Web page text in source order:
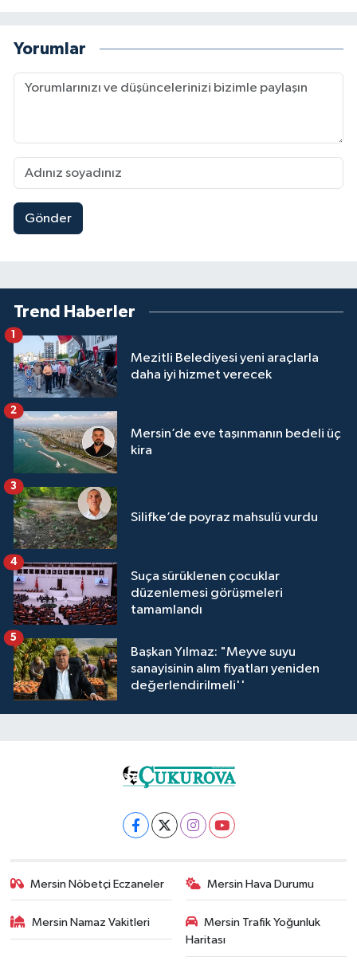
Yorumlar
Gönder
Trend Haberler
Mezitli Belediyesi yeni araçlarla
daha iyi hizmet verecek
1
Mersin’de eve taşınmanın bedeli üç
kira
2
Silifke’de poyraz mahsulü vurdu
3
Suça sürüklenen çocuklar
düzenlemesi görüşmeleri
tamamlandı
4
Başkan Yılmaz: "Meyve suyu
sanayisinin alım fiyatları yeniden
değerlendirilmeli''
5
Mersin Nöbetçi Eczaneler Mersin Hava Durumu
Mersin Namaz Vakitleri
Mersin Trafik Yoğunluk
Haritası